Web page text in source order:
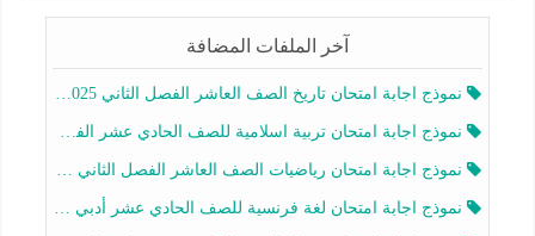
آخر الملفات المضافة
نموذج اجابة امتحان تاريخ الصف العاشر الفصل الثاني 2025-2026
نموذج اجابة امتحان تربية اسلامية للصف الحادي عشر الفصل الثاني 2025-2026
نموذج اجابة امتحان رياضيات الصف العاشر الفصل الثاني 2025-2026
نموذج اجابة امتحان لغة فرنسية للصف الحادي عشر أدبي الفصل الثاني 2025-2026